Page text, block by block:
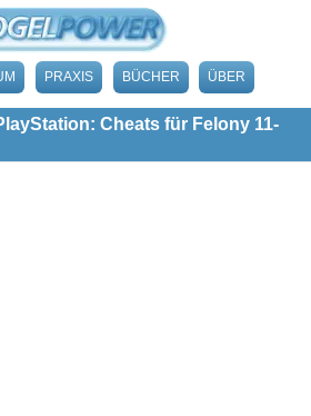
PRAXIS BÜCHER ÜBER
Cheats für Felony 11-